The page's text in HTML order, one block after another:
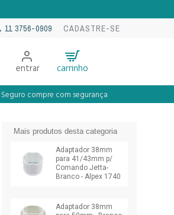
11 3756-0909 CADASTRE-SE
entrar carrinho
compre com segurança
Mais produtos desta categoria
Adaptador 38mm
para 41/43mm p/
Comando Jetta-
Branco - Alpex 1740
Adaptador 38mm